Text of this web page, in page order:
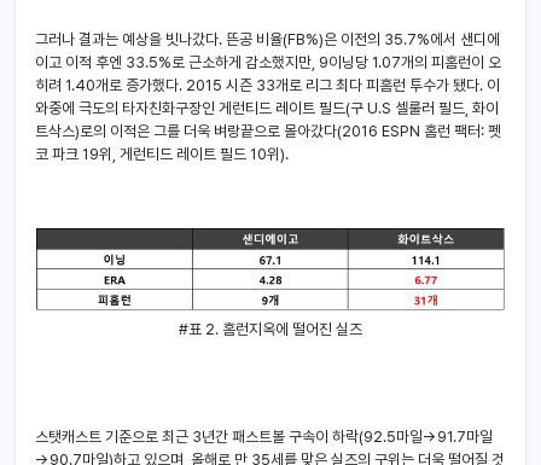
그러나 결과는 예상을 빗나갔다. 뜬공 비율(FB%)은 이전의 35.7%에서 샌디에
이고 이적 후엔 33.5%로 근소하게 감소했지만, 9이닝당 1.07개의 피홈런이 오
히려 1.40개로 증가했다. 2015 시즌 33개로 리그 최다 피홈런 투수가 됐다. 이
와중에 극도의 타자친화구장인 게런티드 레이트 필드(구 U.S 셀룰러 필드, 화이
트삭스)로의 이적은 그를 더욱 벼랑끝으로 몰아갔다(2016 ESPN 홈런 팩터: 펫
코 파크 19위, 게런티드 레이트 필드 10위).
#표 2. 홈런지옥에 떨어진 실즈
스탯캐스트 기준으로 최근 3년간 패스트볼 구속이 하락(92.5마일→91.7마일
→90.7마일)하고 있으며, 올해로 만 35세를 맞은 실즈의 구위는 더욱 떨어질 것